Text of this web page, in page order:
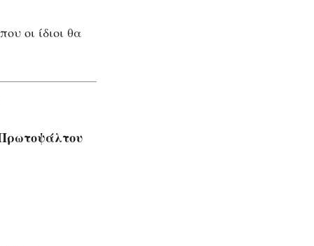
οι ίδιοι θα